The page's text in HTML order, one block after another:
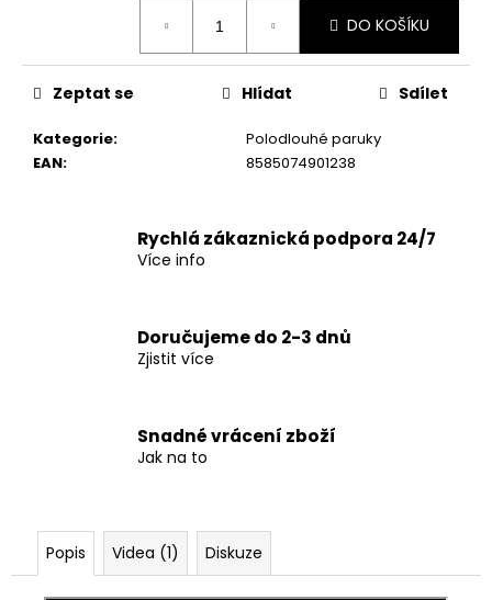
DO KOŠÍKU
Kategorie:
Polodlouhé paruky
EAN: 8585074901238
Zeptat se Hlídat Sdílet
Rychlá zákaznická podpora 24/7
Více info
Doručujeme do 2-3 dnů
Zjistit více
Snadné vrácení zboží
Jak na to
Popis Videa (1) Diskuze
u
m
e